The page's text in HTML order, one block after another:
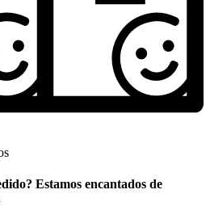
Estamos encantados de